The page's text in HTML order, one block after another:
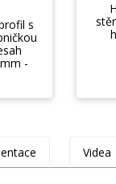
s
-
Videa